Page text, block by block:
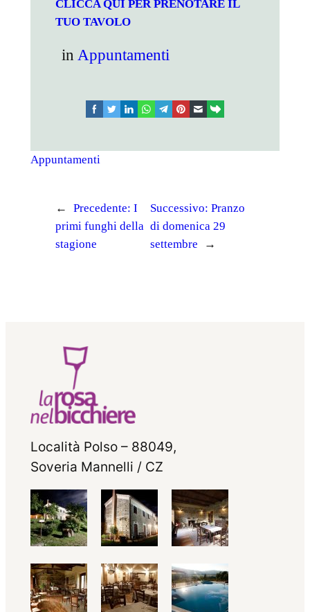
CLICCA QUI PER PRENOTARE IL
TUO TAVOLO
in Appuntamenti
facebooktwitterlinkedinwhatsapptelegram
pinterest email link
Appuntamenti
← Precedente: I
primi funghi della
stagione
Successivo: Pranzo
di domenica 29
settembre
→
Località Polso – 88049,
Soveria Mannelli / CZ